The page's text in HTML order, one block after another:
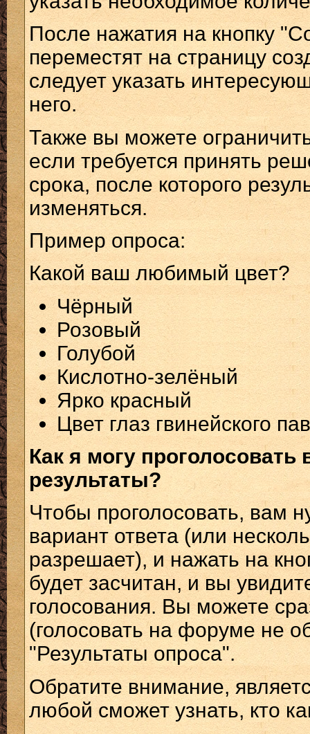
После нажатия на кнопку
переместят на страницу
следует указать
него.
Также вы можете
если требуется принять
срока, после которого
изменяться.
Пример опроса:
Какой ваш любимый цвет?
Чёрный
Розовый
Голубой
Кислотно-зелёный
Ярко красный
Цвет глаз гвинейского
Как я могу проголосовать
результаты?
Чтобы проголосовать, вам
вариант ответа (или
разрешает), и нажать на
будет засчитан, и вы
голосования. Вы можете
(голосовать на форуме не
"Результаты опроса".
Обратите внимание,
любой сможет узнать, кто